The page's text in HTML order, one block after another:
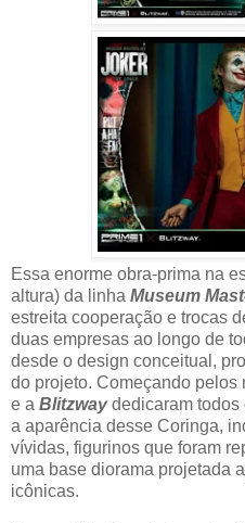
Essa enorme obra-prima na
altura) da linha Museum
estreita cooperação e trocas
duas empresas ao longo de
desde o design conceitual,
do projeto. Começando pelos
e a Blitzwaydedicaram todos
a aparência desse Coringa,
vívidas, figurinos que foram
uma base diorama projetada
icônicas.